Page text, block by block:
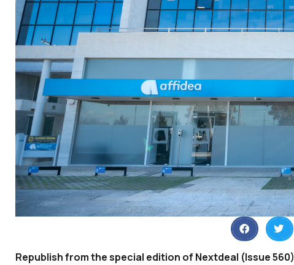
Republish from the special edition of Nextdeal (Issue 560)